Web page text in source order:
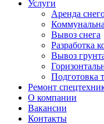
Услуги
Аренда
Вывоз снега
Разработка
Вывоз
Подготовка
Ремонт
О компании
Вакансии
Контакты